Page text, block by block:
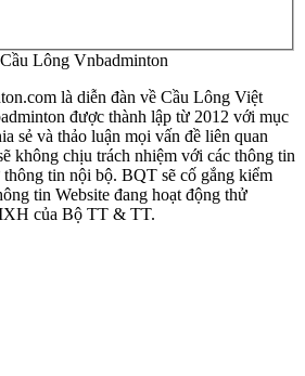
Lông Vnbadminton
là diễn đàn về Cầu Lông Việt
được thành lập từ 2012 với mục
sẻ và thảo luận mọi vấn đề liên quan
không chịu trách nhiệm với các thông tin
tin nội bộ. BQT sẽ cố gắng kiểm
tin Website đang hoạt động thử
của Bộ TT & TT.